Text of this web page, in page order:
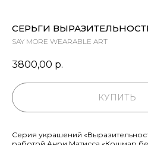
СЕРЬГИ
SAY MORE WEARABLE ART
3800,00 р.
КУПИТЬ
Серия украшений